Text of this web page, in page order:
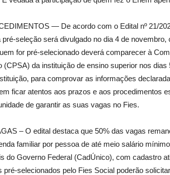
— De acordo com o Edital nº 21/
seleção será divulgado no dia 4 de
for pré-selecionado deverá comparecer à
(CPSA) da instituição de ensino superior nos
para comprovar as informações
ficar atentos aos prazos e aos procedimentos
de garantir as suas vagas no Fies.
– O edital destaca que 50% das vagas
familiar por pessoa de até meio salário
do Governo Federal (CadÚnico), com cadastro
pré-selecionados pelo Fies Social poderão